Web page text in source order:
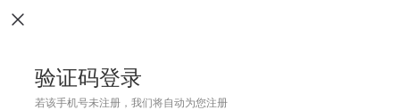
验证码登录
若该手机号未注册，我们将自动为您注册